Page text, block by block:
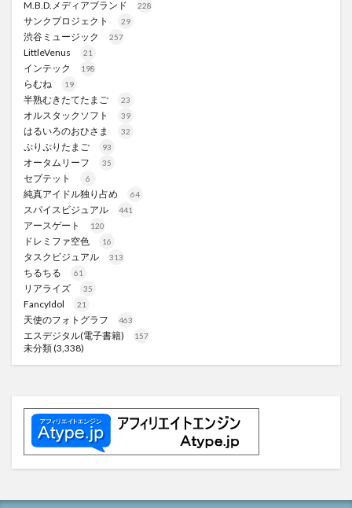
M.B.D.メディアブランド 228
サンクプロジェクト 29
渋谷ミュージック 257
LittleVenus 21
インテック 198
らむね 19
半熟むきたてたまご 23
オルスタックソフト 39
はるいろのおひさま 32
ぷりぷりたまご 93
オータムリーフ 35
セプテット 6
純真アイドル独り占め 64
スパイスビジュアル 441
アースゲート 120
ドレミファ空色 16
タスクビジュアル 313
ちるちる 61
リアライズ 35
FancyIdol 21
天使のフォトグラフ 463
エスデジタル(電子書籍) 157
未分類(3,338)